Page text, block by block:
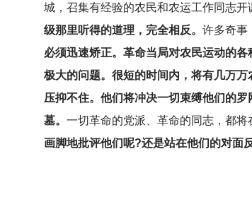
城，召集有经验的农民和农运工作同志开
级那里听得的道理，完全相反。 许多奇事
必须迅速矫正。革命当局对农民运动的
极大的问题。很短的时间内，将有几万
压抑不住。他们将冲决一切束缚他们的
墓。 一切革命的党派、革命的同志，都将
画脚地批评他们呢?还是站在他们的对面